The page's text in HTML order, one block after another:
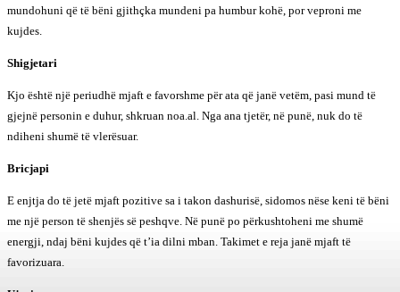
mundohuni që të bëni gjithçka mundeni pa humbur kohë, por veproni me
kujdes.
Shigjetari
Kjo është një periudhë mjaft e favorshme për ata që janë vetëm, pasi mund të
gjejnë personin e duhur, shkruan noa.al. Nga ana tjetër, në punë, nuk do të
ndiheni shumë të vlerësuar.
Bricjapi
E enjtja do të jetë mjaft pozitive sa i takon dashurisë, sidomos nëse keni të bëni
me një person të shenjës së peshqve. Në punë po përkushtoheni me shumë
energji, ndaj bëni kujdes që t’ia dilni mban. Takimet e reja janë mjaft të
favorizuara.